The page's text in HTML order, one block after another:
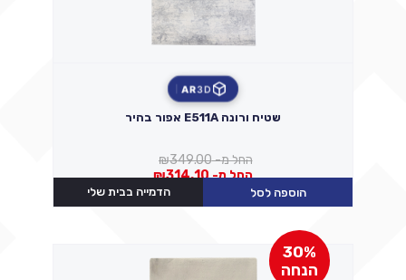
3D
AR
שטיח ורונה E511A אפור בהיר
החל מ- ₪349.00
החל מ-
₪314.10
הוספה לסל הדמייה בבית שלי
30%
הנחה